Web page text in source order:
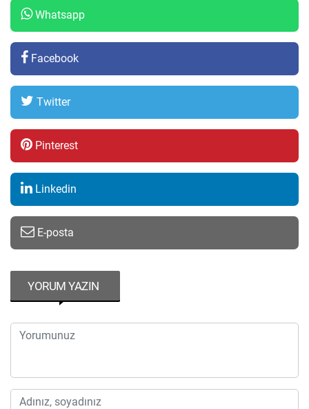
Whatsapp
Facebook
Twitter
Pinterest
Linkedin
E-posta
YORUM YAZIN